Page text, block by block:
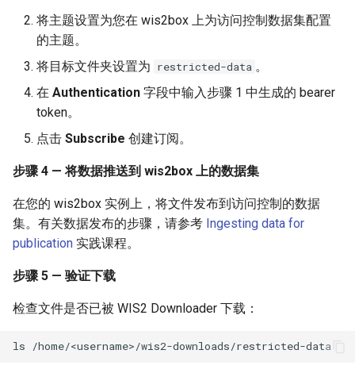
将主题设置为您在 wis2box 上为访问控制数据集配置
的主题。
将目标文件夹设置为 restricted-data 。
在 Authentication 字段中输入步骤 1 中生成的 bearer
token。
点击 Subscribe 创建订阅。
步骤 4 — 将数据推送到 wis2box 上的数据集
在您的 wis2box 实例上，将文件发布到访问控制的数据
集。有关数据发布的步骤，请参考 Ingesting data for
publication 实践课程。
步骤 5 — 验证下载
检查文件是否已被 WIS2 Downloader 下载：
ls